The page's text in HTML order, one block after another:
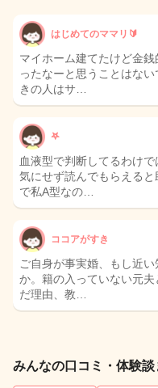
はじめてのママリ🔰
マイホーム建てたけど金
ったなーと思うことはな
きの人はサ…
𖤐
血液型で判断してるわけで
気にせず読んでもらえる
で私A型なの…
ココアがすき
ご自身が事実婚、もし近
か。籍の入っていない元
だ理由、教…
みんなの口コミ・体験